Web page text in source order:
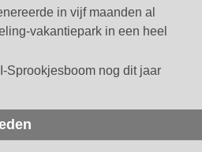
in vijf maanden al
vakantiepark in een heel
Sprookjesboom nog dit jaar